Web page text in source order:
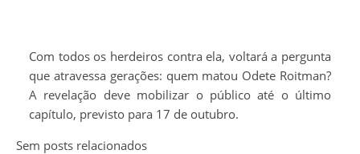
Com todos os herdeiros contra ela, voltará a pergunta
que atravessa gerações: quem matou Odete Roitman?
A revelação deve mobilizar o público até o último
capítulo, previsto para 17 de outubro.
Sem posts relacionados